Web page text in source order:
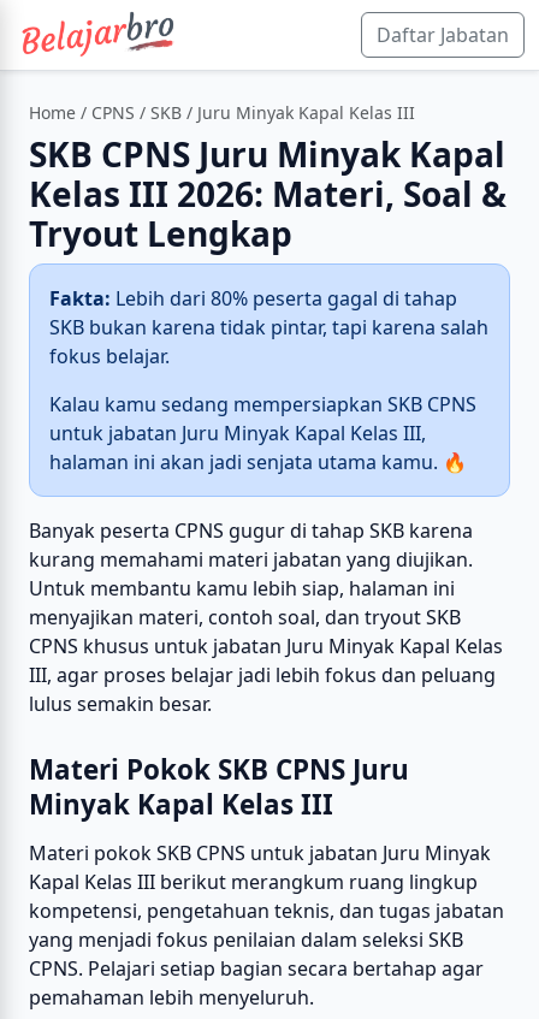
Daftar Jabatan
Home / CPNS / SKB / Juru Minyak Kapal Kelas III
SKB CPNS Juru Minyak Kapal
Kelas III 2026: Materi, Soal &
Tryout Lengkap
Fakta: Lebih dari 80% peserta gagal di tahap
SKB bukan karena tidak pintar, tapi karena salah
fokus belajar.
Kalau kamu sedang mempersiapkan SKB CPNS
untuk jabatan Juru Minyak Kapal Kelas III,
halaman ini akan jadi senjata utama kamu. 🔥
Banyak peserta CPNS gugur di tahap SKB karena
kurang memahami materi jabatan yang diujikan.
Untuk membantu kamu lebih siap, halaman ini
menyajikan materi, contoh soal, dan tryout SKB
CPNS khusus untuk jabatan Juru Minyak Kapal Kelas
III, agar proses belajar jadi lebih fokus dan peluang
lulus semakin besar.
Materi Pokok SKB CPNS Juru
Minyak Kapal Kelas III
Materi pokok SKB CPNS untuk jabatan Juru Minyak
Kapal Kelas III berikut merangkum ruang lingkup
kompetensi, pengetahuan teknis, dan tugas jabatan
yang menjadi fokus penilaian dalam seleksi SKB
CPNS. Pelajari setiap bagian secara bertahap agar
pemahaman lebih menyeluruh.